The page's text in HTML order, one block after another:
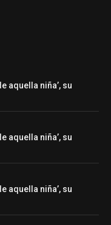
aquella niña’, su
aquella niña’, su
aquella niña’, su